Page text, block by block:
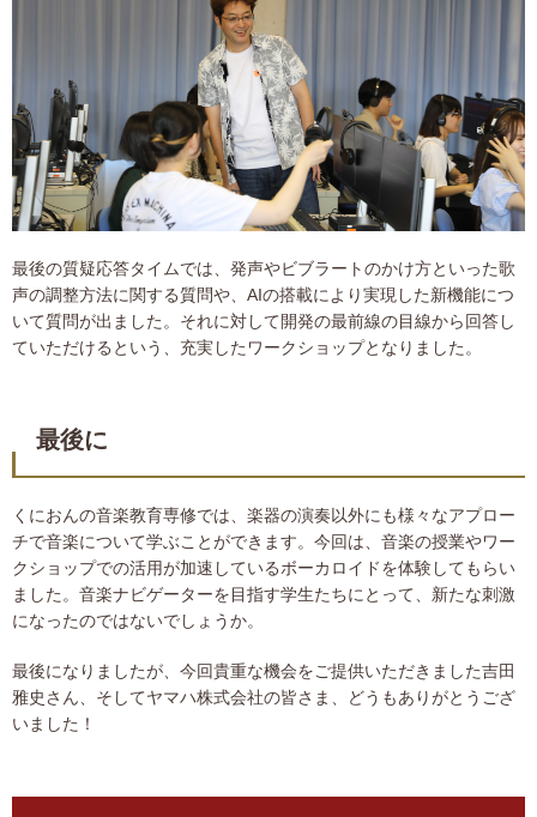
最後の質疑応答タイムでは、発声やビブラートのかけ方といった歌
声の調整方法に関する質問や、AIの搭載により実現した新機能につ
いて質問が出ました。それに対して開発の最前線の目線から回答し
ていただけるという、充実したワークショップとなりました。
最後に
くにおんの音楽教育専修では、楽器の演奏以外にも様々なアプロー
チで音楽について学ぶことができます。今回は、音楽の授業やワー
クショップでの活用が加速しているボーカロイドを体験してもらい
ました。音楽ナビゲーターを目指す学生たちにとって、新たな刺激
になったのではないでしょうか。
最後になりましたが、今回貴重な機会をご提供いただきました吉田
雅史さん、そしてヤマハ株式会社の皆さま、どうもありがとうござ
いました！